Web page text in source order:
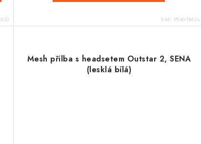
Kód: M140-1862-L
Mesh přilba s headsetem Outstar 2, SENA
(lesklá bílá)